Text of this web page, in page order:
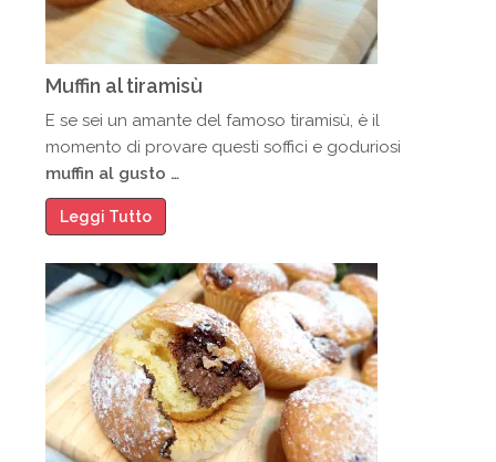
Muffin al tiramisù
E se sei un amante del famoso tiramisù, è il
momento di provare questi soffici e goduriosi
muffin al gusto …
Leggi Tutto